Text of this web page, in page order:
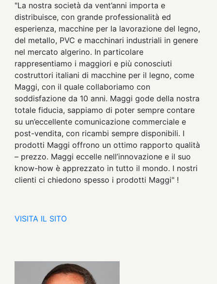
"La nostra società da vent’anni importa e
distribuisce, con grande professionalità ed
esperienza, macchine per la lavorazione del legno,
del metallo, PVC e macchinari industriali in genere
nel mercato algerino. In particolare
rappresentiamo i maggiori e più conosciuti
costruttori italiani di macchine per il legno, come
Maggi, con il quale collaboriamo con
soddisfazione da 10 anni. Maggi gode della nostra
totale fiducia, sappiamo di poter sempre contare
su un’eccellente comunicazione commerciale e
post-vendita, con ricambi sempre disponibili. I
prodotti Maggi offrono un ottimo rapporto qualità
– prezzo. Maggi eccelle nell’innovazione e il suo
know-how è apprezzato in tutto il mondo. I nostri
clienti ci chiedono spesso i prodotti Maggi" !
VISITA IL SITO